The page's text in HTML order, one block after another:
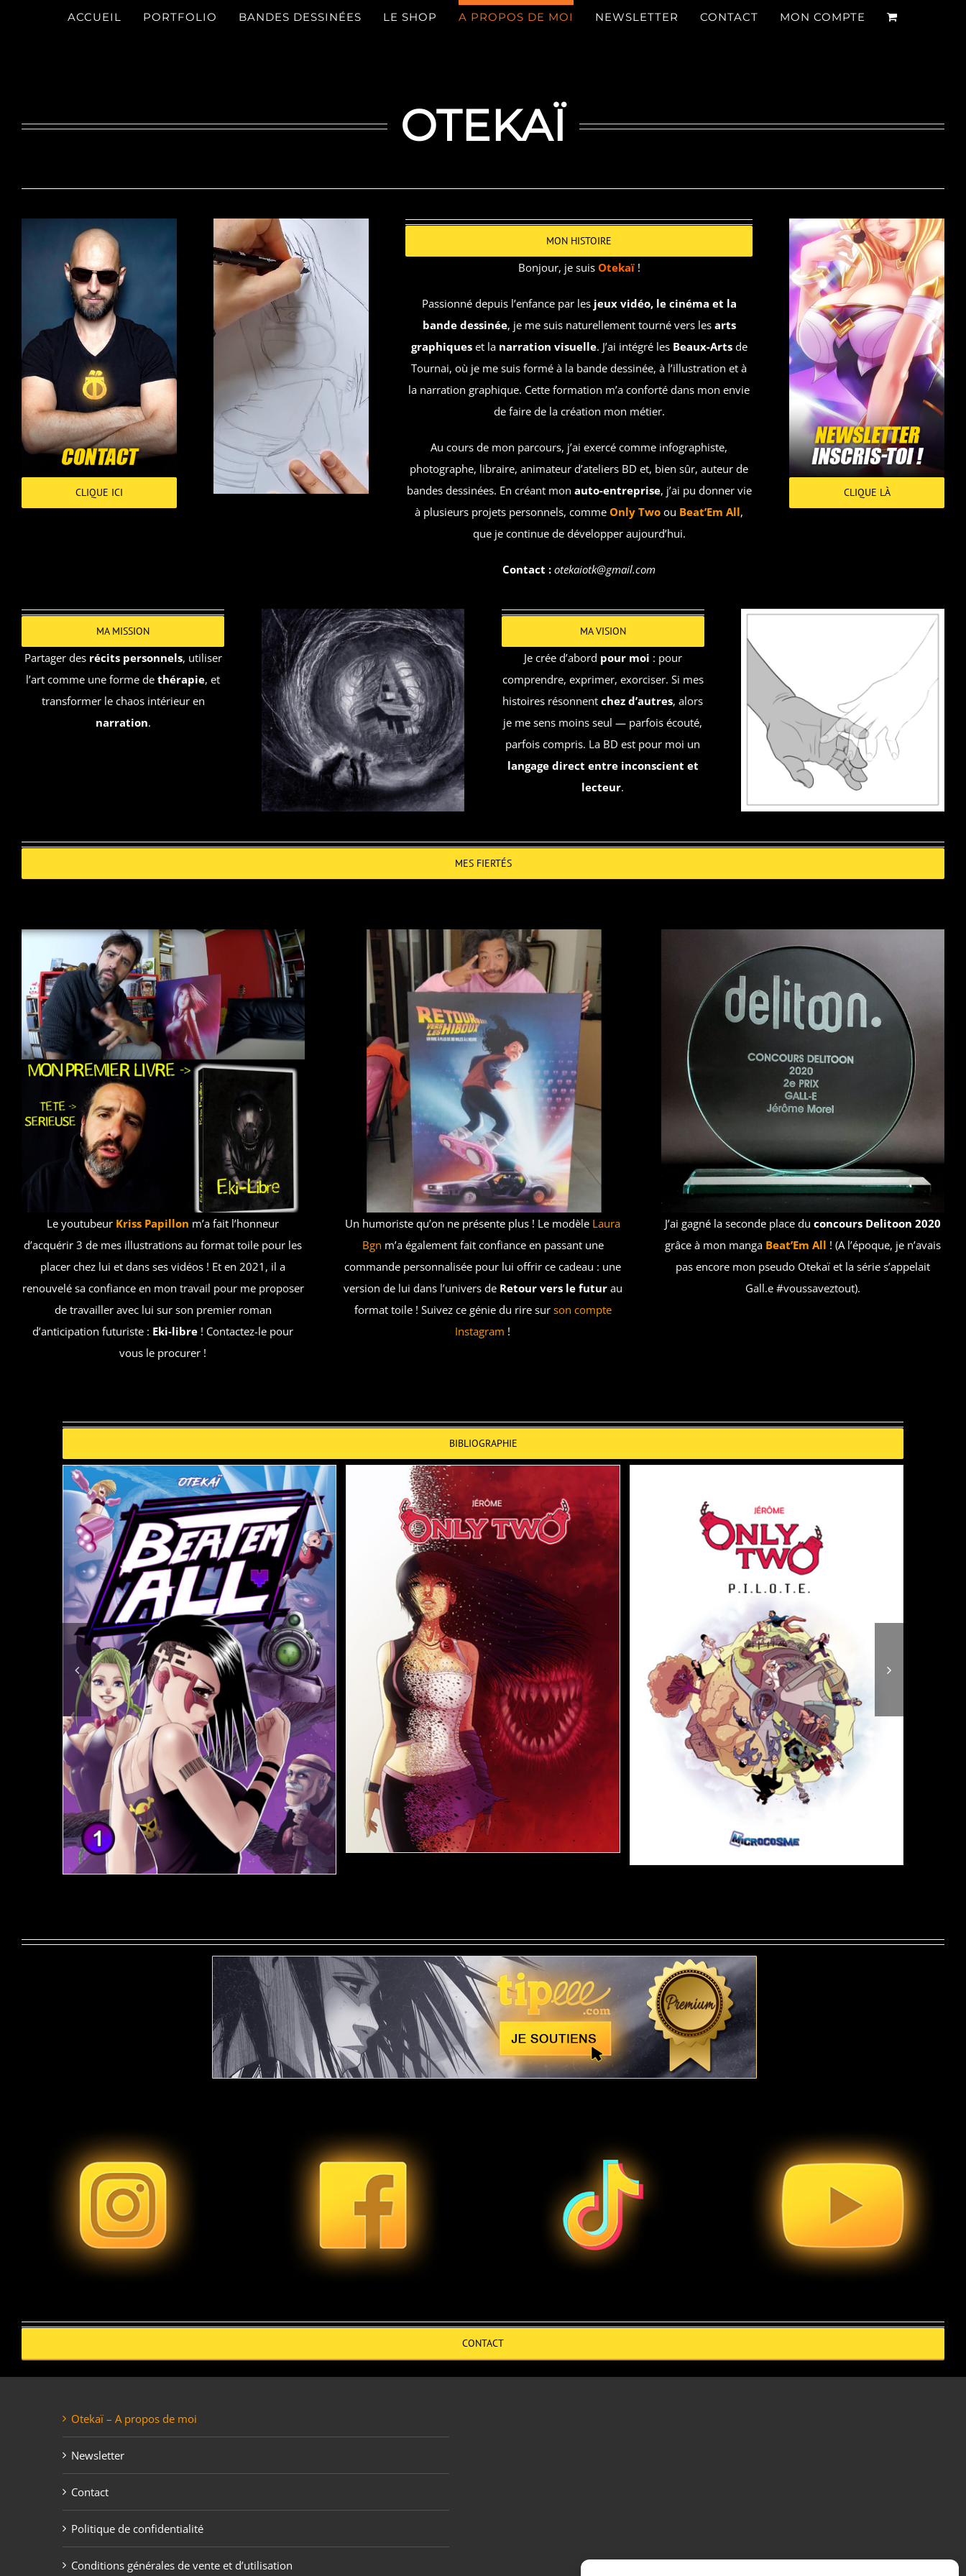
ACCUEIL PORTFOLIO BANDES DESSINÉES LE SHOP A PROPOS DE MOI NEWSLETTER CONTACT MON COMPTE
OTEKAÏ
CLIQUE ICI
MON HISTOIRE
Bonjour, je suis Otekaï!
Passionné depuis l’enfance par lesjeux vidéo, le cinéma et la
bande dessinée, je me suis naturellement tourné vers lesarts
graphiqueset la narration visuelle. J’ai intégré les Beaux-Artsde
Tournai, où je me suis formé à la bande dessinée, à l’illustration et à
la narration graphique. Cette formation m’a conforté dans mon envie
de faire de la création mon métier.
Au cours de mon parcours, j’ai exercé comme infographiste,
photographe, libraire, animateur d’ateliers BD et, bien sûr, auteur de
bandes dessinées. En créant mon auto-entreprise, j’ai pu donner vie
à plusieurs projets personnels, commeOnly Two ou Beat’Em All,
que je continue de développer aujourd’hui.
Contact :otekaiotk@gmail.com
CLIQUE LÀ
MA MISSION
Partager des récits personnels, utiliser
l’art comme une forme dethérapie, et
transformer le chaos intérieur en
narration.
MA VISION
Je crée d’abord pour moi : pour
comprendre, exprimer, exorciser. Si mes
histoires résonnentchez d’autres, alors
je me sens moins seul — parfois écouté,
parfois compris. La BD est pour moi un
langage direct entre inconscient et
lecteur.
MES FIERTÉS
Le youtubeur Kriss Papillon m’a fait l’honneur
d’acquérir 3 de mes illustrations au format toile pour les
placer chez lui et dans ses vidéos ! Et en 2021, il a
renouvelé sa confiance en mon travail pour me proposer
de travailler avec lui sur son premier roman
d’anticipation futuriste : Eki-libre ! Contactez-le pour
vous le procurer !
Un humoriste qu’on ne présente plus ! Le modèle Laura
Bgn m’a également fait confiance en passant une
commande personnalisée pour lui offrir ce cadeau : une
version de lui dans l’univers de Retour vers le futurau
format toile ! Suivez ce génie du rire sur son compte
Instagram !
J’ai gagné la seconde place duconcours Delitoon 2020
grâce à mon manga Beat’Em All ! (A l’époque, je n’avais
pas encore mon pseudo Otekaï et la série s’appelait
Gall.e #voussaveztout).
BIBLIOGRAPHIE
CONTACT
Otekaï – A propos de moi
Newsletter
Contact
Politique de confidentialité
Conditions générales de vente et d’utilisation